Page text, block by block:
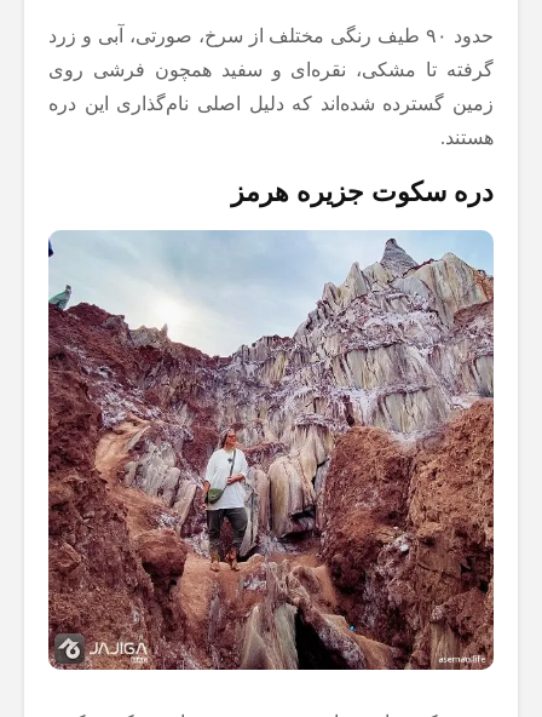
حدود ۹۰ طیف رنگی مختلف از سرخ، صورتی، آبی و زرد
گرفته تا مشکی، نقره‌ای و سفید همچون فرشی روی
زمین گسترده شده‌اند که دلیل اصلی نام‌گذاری این دره
هستند.
دره سکوت جزیره هرمز